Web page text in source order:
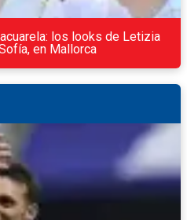
los looks de Letizia
en Mallorca